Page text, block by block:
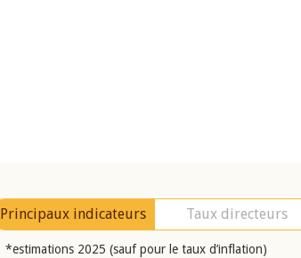
Principaux indicateurs Taux directeurs
*estimations 2025 (sauf pour le taux d’inflation)